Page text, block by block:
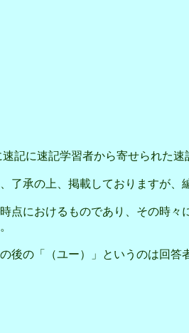
記に速記学習者から寄せられた速
了承の上、掲載しておりますが、
点におけるものであり、その時々
後の「（ユー）」というのは回答